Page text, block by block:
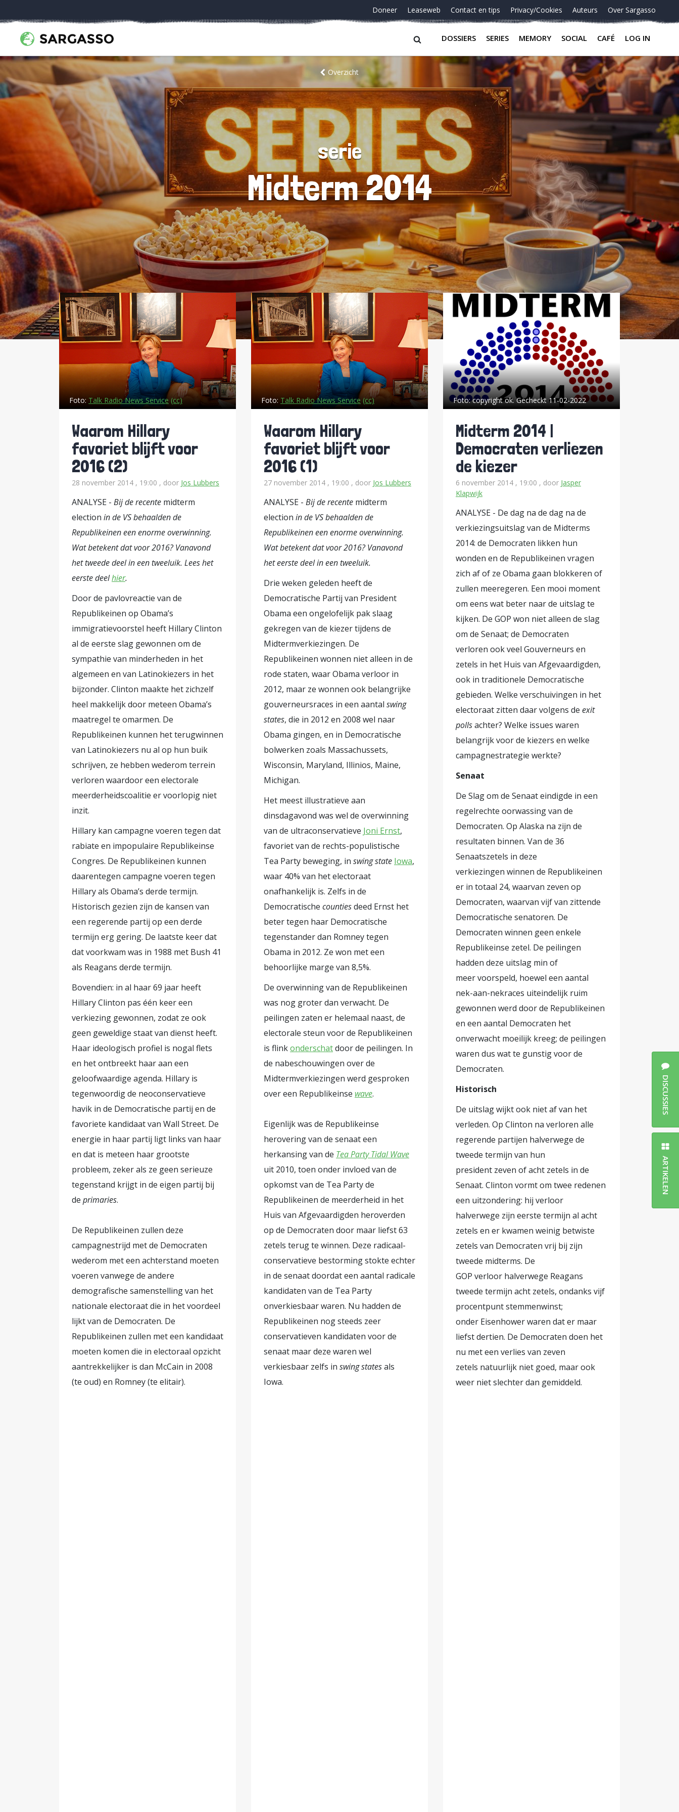
Doneer Leaseweb Contact en tips Privacy/Cookies Auteurs Over Sargasso
DOSSIERS SERIES MEMORY SOCIAL CAFÉ LOG IN
Overzicht
serie
Midterm 2014
Foto:Talk Radio News Service (cc)
Waarom Hillary
favoriet blijft voor
2016 (2)
28 november 2014 , 19:00 , door Jos Lubbers
ANALYSE - Bij de recente midterm
election in de VS behaalden de
Republikeinen een enorme overwinning.
Wat betekent dat voor 2016? Vanavond
het tweede deel in een tweeluik. Lees het
eerste deelhier.
Door de pavlovreactie van de
Republikeinen op Obama’s
immigratievoorstel heeft Hillary Clinton
al de eerste slag gewonnen om de
sympathie van minderheden in het
algemeen en van Latinokiezers in het
bijzonder. Clinton maakte het zichzelf
heel makkelijk door meteen Obama’s
maatregel te omarmen. De
Republikeinen kunnen het terugwinnen
van Latinokiezers nu al op hun buik
schrijven, ze hebben wederom terrein
verloren waardoor een electorale
meerderheidscoalitie er voorlopig niet
inzit.
Hillary kan campagne voeren tegen dat
rabiate en impopulaire Republikeinse
Congres. De Republikeinen kunnen
daarentegen campagne voeren tegen
Hillary als Obama’s derde termijn.
Historisch gezien zijn de kansen van
een regerende partij op een derde
termijn erg gering. De laatste keer dat
dat voorkwam was in 1988 met Bush 41
als Reagans derde termijn.
Bovendien: in al haar 69 jaar heeft
Hillary Clinton pas één keer een
verkiezing gewonnen, zodat ze ook
geen geweldige staat van dienst heeft.
Haar ideologisch profiel is nogal flets
en het ontbreekt haar aan een
geloofwaardige agenda. Hillary is
tegenwoordig de neoconservatieve
havik in de Democratische partij en de
favoriete kandidaat van Wall Street. De
energie in haar partij ligt links van haar
en dat is meteen haar grootste
probleem, zeker als ze geen serieuze
tegenstand krijgt in de eigen partij bij
de primaries.
De Republikeinen zullen deze
campagnestrijd met de Democraten
wederom met een achterstand moeten
voeren vanwege de andere
demografische samenstelling van het
nationale electoraat die in het voordeel
lijkt van de Democraten. De
Republikeinen zullen met een kandidaat
moeten komen die in electoraal opzicht
aantrekkelijker is dan McCain in 2008
(te oud) en Romney (te elitair).
Foto:Talk Radio News Service (cc)
Waarom Hillary
favoriet blijft voor
2016 (1)
27 november 2014 , 19:00 , door Jos Lubbers
ANALYSE - Bij de recente midterm
election in de VS behaalden de
Republikeinen een enorme overwinning.
Wat betekent dat voor 2016? Vanavond
het eerste deel in een tweeluik.
Drie weken geleden heeft de
Democratische Partij van President
Obama een ongelofelijk pak slaag
gekregen van de kiezer tijdens de
Midtermverkiezingen. De
Republikeinen wonnen niet alleen in de
rode staten, waar Obama verloor in
2012, maar ze wonnen ook belangrijke
gouverneursraces in een aantal swing
states, die in 2012 en 2008 wel naar
Obama gingen, en in Democratische
bolwerken zoals Massachussets,
Wisconsin, Maryland, Illinios, Maine,
Michigan.
Het meest illustratieve aan
dinsdagavond was wel de overwinning
van de ultraconservatieve Joni Ernst,
favoriet van de rechts-populistische
Tea Party beweging, in swing state Iowa,
waar 40% van het electoraat
onafhankelijk is. Zelfs in de
Democratische countiesdeed Ernst het
beter tegen haar Democratische
tegenstander dan Romney tegen
Obama in 2012. Ze won met een
behoorlijke marge van 8,5%.
De overwinning van de Republikeinen
was nog groter dan verwacht. De
peilingen zaten er helemaal naast, de
electorale steun voor de Republikeinen
is flinkonderschatdoor de peilingen. In
de nabeschouwingen over de
Midtermverkiezingen werd gesproken
over een Republikeinse wave.
Eigenlijk was de Republikeinse
herovering van de senaat een
herkansing van de Tea Party Tidal Wave
uit 2010, toen onder invloed van de
opkomst van de Tea Party de
Republikeinen de meerderheid in het
Huis van Afgevaardigden heroverden
op de Democraten door maar liefst 63
zetels terug te winnen. Deze radicaal-
conservatieve bestorming stokte echter
in de senaat doordat een aantal radicale
kandidaten van de Tea Party
onverkiesbaar waren. Nu hadden de
Republikeinen nog steeds zeer
conservatieven kandidaten voor de
senaat maar deze waren wel
verkiesbaar zelfs in swing statesals
Iowa.
Foto:copyright ok. Gecheckt 11-02-2022
Midterm 2014 |
Democraten verliezen
de kiezer
6 november 2014 , 19:00 , door Jasper
Klapwijk
ANALYSE - De dag na de dag na de
verkiezingsuitslag van de Midterms
2014: de Democraten likken hun
wonden en de Republikeinen vragen
zich af of ze Obama gaan blokkeren of
zullen meeregeren. Een mooi moment
om eens wat beter naar de uitslag te
kijken. De GOP won niet alleen de slag
om de Senaat; de Democraten
verloren ook veel Gouverneurs en
zetels in het Huis van Afgevaardigden,
ook in traditionele Democratische
gebieden. Welke verschuivingen in het
electoraat zitten daar volgens de exit
pollsachter? Welke issues waren
belangrijk voor de kiezers en welke
campagnestrategie werkte?
Senaat
De Slag om de Senaat eindigde in een
regelrechte oorwassing van de
Democraten. Op Alaska na zijn de
resultaten binnen. Van de 36
Senaatszetels in deze
verkiezingen winnen de Republikeinen
er in totaal 24, waarvan zeven op
Democraten, waarvan vijf van zittende
Democratische senatoren. De
Democraten winnen geen enkele
Republikeinse zetel. De peilingen
hadden deze uitslag min of
meer voorspeld, hoewel een aantal
nek-aan-nekraces uiteindelijk ruim
gewonnen werd door de Republikeinen
en een aantal Democraten het
onverwacht moeilijk kreeg; de peilingen
waren dus wat te gunstig voor de
Democraten.
Historisch
De uitslag wijkt ook niet af van het
verleden. Op Clinton na verloren alle
regerende partijen halverwege de
tweede termijn van hun
president zeven of acht zetels in de
Senaat. Clinton vormt om twee redenen
een uitzondering: hij verloor
halverwege zijn eerste termijn al acht
zetels en er kwamen weinig betwiste
zetels van Democraten vrij bij zijn
tweede midterms. De
GOP verloor halverwege Reagans
tweede termijn acht zetels, ondanks vijf
procentpunt stemmenwinst;
onder Eisenhower waren dat er maar
liefst dertien. De Democraten doen het
nu met een verlies van zeven
zetels natuurlijk niet goed, maar ook
weer niet slechter dan gemiddeld.
DISCUSSIES
ARTIKELEN